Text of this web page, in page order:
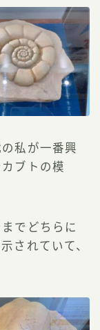
私が一番興
ブトの模
でどちらに
されていて、